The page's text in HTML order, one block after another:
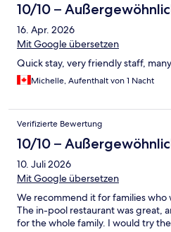
10/10 –
16. Apr. 2026
Mit Google übersetzen
Quick stay, very friendly staff,
Michelle, Aufenthalt von 1 Nacht
Verifizierte Bewertung
10/10 –
10. Juli 2026
Mit Google übersetzen
We recommend it for families
The in-pool restaurant was great,
for the whole family. I would try